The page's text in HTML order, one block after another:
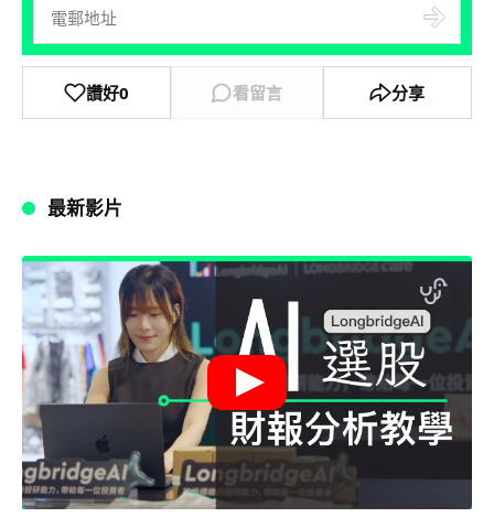
讚好0 看留言 分享
最新影片